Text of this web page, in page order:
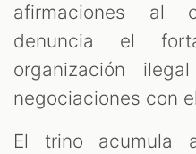
afirmaciones al
denuncia el
organización
negociaciones con
El trino acumula